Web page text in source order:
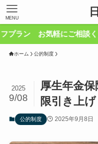
MENU
気軽にご相談ください
ホーム 公的制度
厚生年金
限引き上
2025
9/08
公的制度 2025年9月8日